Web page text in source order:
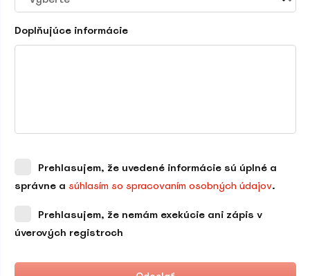
Doplňujúce informácie
Prehlasujem, že uvedené informácie sú úplné a
správne a súhlasím so spracovaním osobných údajov.
Prehlasujem, že nemám exekúcie ani zápis v
úverových registroch